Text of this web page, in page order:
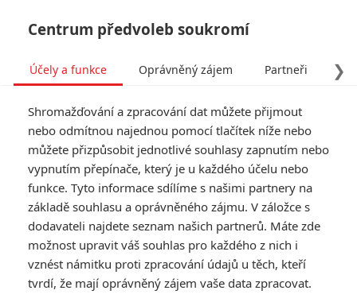
The Bunker
Centrum předvoleb soukromí
❯
Účely a funkce Oprávněný zájem Partneři
Shromažďování a zpracování dat můžete přijmout
nebo odmítnou najednou pomocí tlačítek níže nebo
můžete přizpůsobit jednotlivé souhlasy zapnutím nebo
vypnutím přepínače, který je u každého účelu nebo
funkce. Tyto informace sdílíme s našimi partnery na
základě souhlasu a oprávněného zájmu. V záložce s
dodavateli najdete seznam našich partnerů. Máte zde
možnost upravit váš souhlas pro každého z nich i
vznést námitku proti zpracování údajů u těch, kteří
tvrdí, že mají oprávněný zájem vaše data zpracovat.